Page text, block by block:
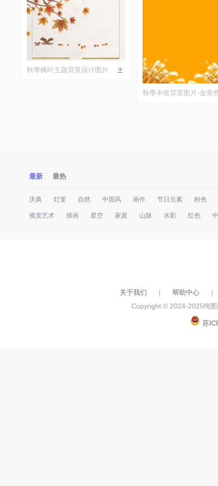
秋季枫叶主题背景设计图片
秋季丰收背景图片-金黄
最新 最热
庆典 灯笼 自然 中国风 画作 节日元素 粉色
视觉艺术 插画 星空 家庭 山脉 水彩 红色
关于我们 ｜ 帮助中心
｜
Copyright © 2024-2025纯
苏